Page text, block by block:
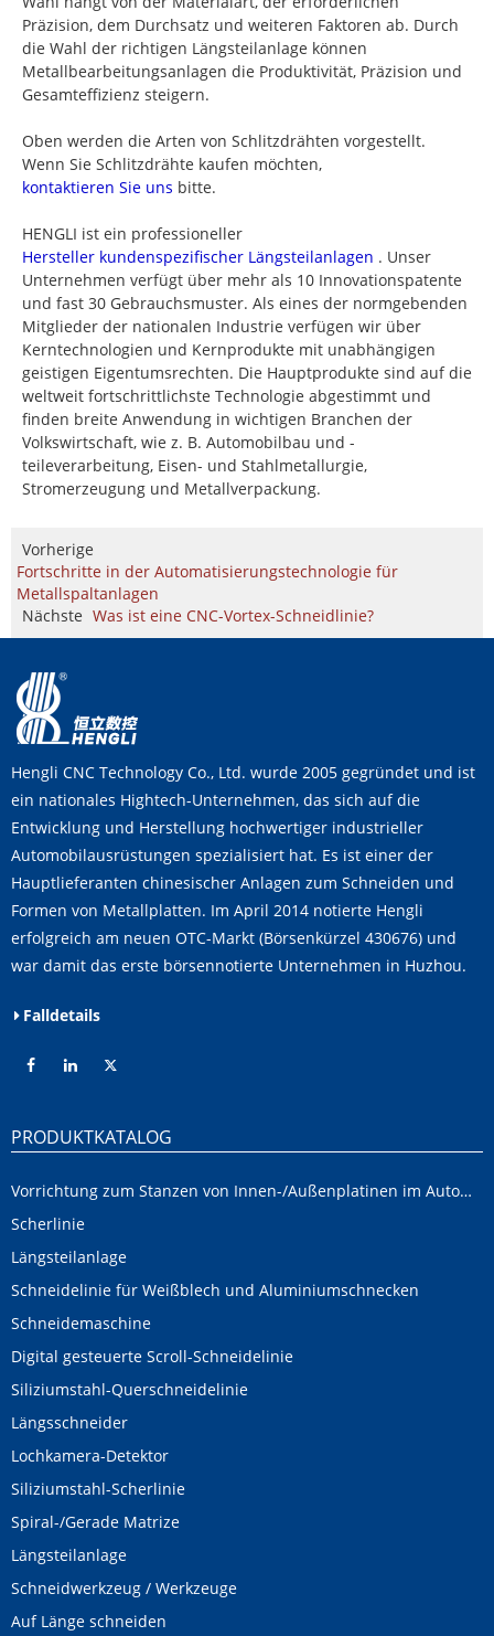
Präzision, dem Durchsatz und weiteren Faktoren ab. Durch
die Wahl der richtigen Längsteilanlage können
Metallbearbeitungsanlagen die Produktivität, Präzision und
Gesamteffizienz steigern.
Oben werden die Arten von Schlitzdrähten vorgestellt.
Wenn Sie Schlitzdrähte kaufen möchten,
kontaktieren Sie uns bitte.
HENGLI ist ein professioneller
Hersteller kundenspezifischer Längsteilanlagen . Unser
Unternehmen verfügt über mehr als 10 Innovationspatente
und fast 30 Gebrauchsmuster. Als eines der normgebenden
Mitglieder der nationalen Industrie verfügen wir über
Kerntechnologien und Kernprodukte mit unabhängigen
geistigen Eigentumsrechten. Die Hauptprodukte sind auf die
weltweit fortschrittlichste Technologie abgestimmt und
finden breite Anwendung in wichtigen Branchen der
Volkswirtschaft, wie z. B. Automobilbau und -
teileverarbeitung, Eisen- und Stahlmetallurgie,
Stromerzeugung und Metallverpackung.
Vorherige
Fortschritte in der Automatisierungstechnologie für
Metallspaltanlagen
Nächste Was ist eine CNC-Vortex-Schneidlinie?
Hengli CNC Technology Co., Ltd. wurde 2005 gegründet und ist
ein nationales Hightech-Unternehmen, das sich auf die
Entwicklung und Herstellung hochwertiger industrieller
Automobilausrüstungen spezialisiert hat. Es ist einer der
Hauptlieferanten chinesischer Anlagen zum Schneiden und
Formen von Metallplatten. Im April 2014 notierte Hengli
erfolgreich am neuen OTC-Markt (Börsenkürzel 430676) und
war damit das erste börsennotierte Unternehmen in Huzhou.
Falldetails
PRODUKTKATALOG
Vorrichtung zum Stanzen von Innen-/Außenplatinen im Automobilbereich
Scherlinie
Längsteilanlage
Schneidelinie für Weißblech und Aluminiumschnecken
Schneidemaschine
Digital gesteuerte Scroll-Schneidelinie
Siliziumstahl-Querschneidelinie
Längsschneider
Lochkamera-Detektor
Siliziumstahl-Scherlinie
Spiral-/Gerade Matrize
Längsteilanlage
Schneidwerkzeug / Werkzeuge
Auf Länge schneiden